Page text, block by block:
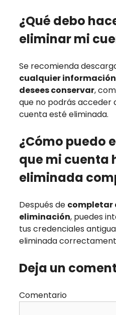
¿Qué debo
eliminar mi
Se recomienda
cualquier
desees conservar,
que no podrás acceder
cuenta esté eliminada.
¿Cómo puedo
que mi cuenta
eliminada
Después de completar
eliminación, puedes
tus credenciales
eliminada
Deja un
Comentario